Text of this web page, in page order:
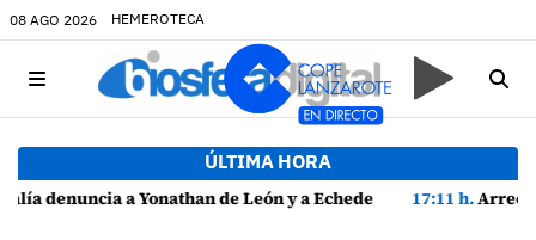
08 AGO 2026 HEMEROTECA
ÚLTIMA HORA
Eugenio por presuntas anomalías en contratos festivos
17:11 h.Arrecife reabre la playa de El Reducto con las últimas